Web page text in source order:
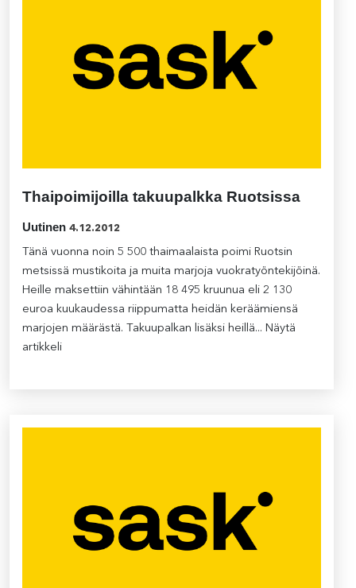
Thaipoimijoilla takuupalkka Ruotsissa
Uutinen 4.12.2012
Tänä vuonna noin 5 500 thaimaalaista poimi Ruotsin
metsissä mustikoita ja muita marjoja vuokratyöntekijöinä.
Heille maksettiin vähintään 18 495 kruunua eli 2 130
euroa kuukaudessa riippumatta heidän keräämiensä
marjojen määrästä. Takuupalkan lisäksi heillä... Näytä
artikkeli